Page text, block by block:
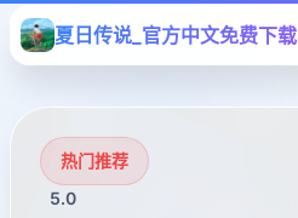
夏日传说_官方中文免费下载
热门推荐
5.0